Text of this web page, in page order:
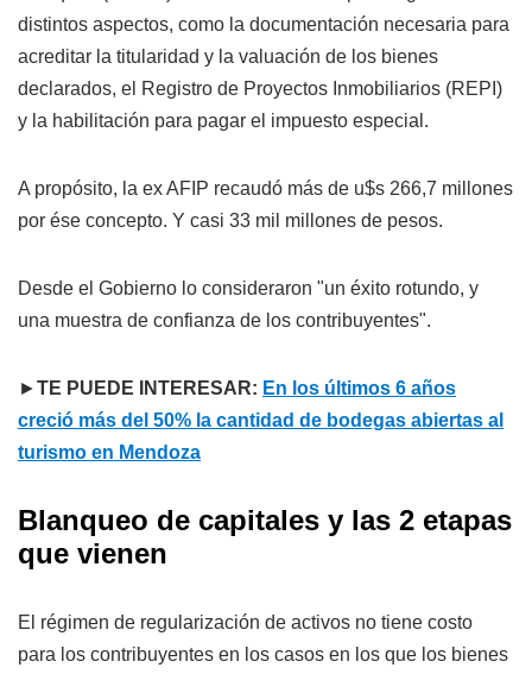
distintos aspectos, como la documentación necesaria para
acreditar la titularidad y la valuación de los bienes
declarados, el Registro de Proyectos Inmobiliarios (REPI)
y la habilitación para pagar el impuesto especial.
A propósito, la ex AFIP recaudó más de u$s 266,7 millones
por ése concepto. Y casi 33 mil millones de pesos.
Desde el Gobierno lo consideraron "un éxito rotundo, y
una muestra de confianza de los contribuyentes".
►TE PUEDE INTERESAR: En los últimos 6 años
creció más del 50% la cantidad de bodegas abiertas al
turismo en Mendoza
Blanqueo de capitales y las 2 etapas
que vienen
El régimen de regularización de activos no tiene costo
para los contribuyentes en los casos en los que los bienes